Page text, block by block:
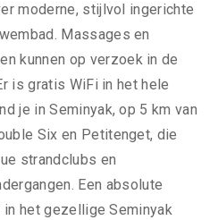
moderne, stijlvol ingerichte
Massages en
kunnen op verzoek in de
is gratis WiFi in het hele
je in Seminyak, op 5 km van
Six en Petitenget, die
strandclubs en
Een absolute
het gezellige Seminyak